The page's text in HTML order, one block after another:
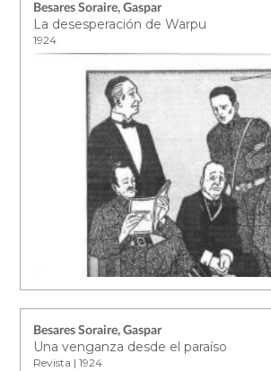
Besares Soraire, Gaspar
La desesperación de Warpu
1924
Besares Soraire, Gaspar
Una venganza desde el paraíso
Revista | 1924